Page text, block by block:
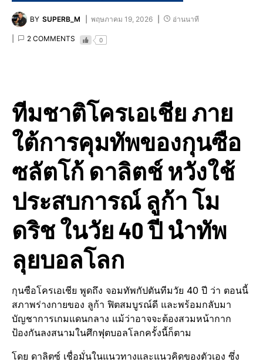
BY SUPERB_M พฤษภาคม 19, 2026 อ่านนาที
2 COMMENTS 0
ทีมชาติโครเอเชีย ภาย
ใต้การคุมทัพของกุนซือ
ซลัตโก้ ดาลิตช์ หวังใช้
ประสบการณ์ ลูก้า โม
ดริช ในวัย 40 ปี นำทัพ
ลุยบอลโลก
กุนซือโครเอเชีย พูดถึง จอมทัพกัปตันทีมวัย 40 ปี ว่า ตอนนี้
สภาพร่างกายของ ลูก้า ฟิตสมบูรณ์ดี และพร้อมกลับมา
บัญชาการเกมแดนกลาง แม้ว่าอาจจะต้องสวมหน้ากาก
ป้องกันลงสนามในศึกฟุตบอลโลกครั้งนี้ก็ตาม
โดย ดาลิตซ์ เชื่อมั่นในแนวทางและแนวคิดของตัวเอง ซึ่ง